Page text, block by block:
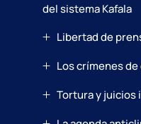
del sistema Kafala
Libertad de
Los crímenes
Tortura y juicios